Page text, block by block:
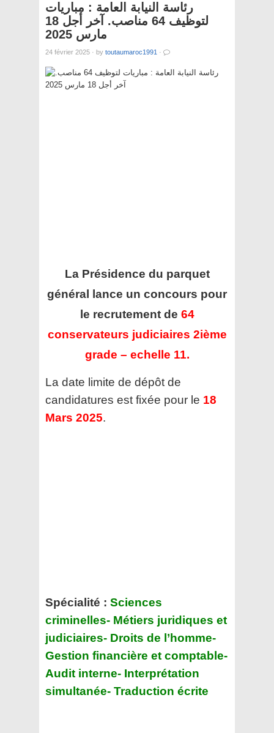
رئاسة النيابة العامة : مباريات
لتوظيف 64 مناصب. آخر أجل 18
مارس 2025
24 février 2025 · by toutaumaroc1991 ·
La Présidence du parquet
général
lance un concours pour
le recrutement de 64
conservateurs judiciaires 2ième
grade – echelle 11.
La date limite de dépôt de
candidatures est fixée pour le 18
Mars 2025.
Spécialité : Sciences
criminelles- Métiers juridiques et
judiciaires- Droits de l’homme-
Gestion financière et comptable-
Audit interne- Interprétation
simultanée- Traduction écrite